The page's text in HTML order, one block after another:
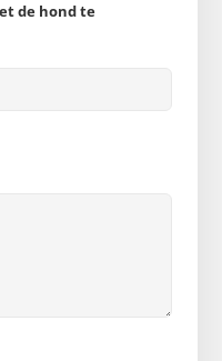
de hond te